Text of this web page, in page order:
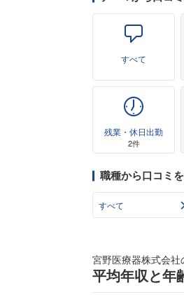
すべて
残業・休日出勤
2件
職種から口コミ
すべて
宮野医療器株式会社
平均年収と年